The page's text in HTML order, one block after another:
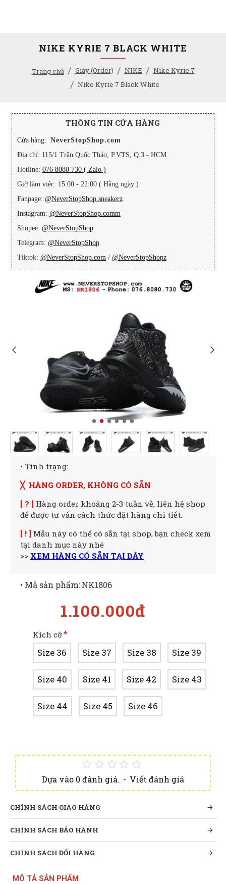
Trang chủ Giày (Order) NIKE
Nike Kyrie 7
Nike Kyrie 7 Black White
NIKE KYRIE 7 BLACK WHITE
THÔNG TIN CỬA HÀNG
Cửa hàng: NeverStopShop.com
Địa chỉ: 115/1 Trần Quốc Thảo, P.VTS, Q.3 - HCM
Hotline: 076 8080 730 ( Zalo )
Giờ làm việc: 15:00 - 22:00 ( Hằng ngày )
Fanpage: @NeverStopShop.sneakerz
Instagram: @NeverStopShop.comm
Shopee: @NeverStopShop
Telegram: @NeverStopShop
Tiktok: @NeverStopShop.com / @NeverStopShopz
• Tình trạng:
╳ HÀNG ORDER, KHÔNG CÓ SẴN
[ ? ] Hàng order khoảng 2-3 tuần về, liên hệ shop
để được tư vấn cách thức đặt hàng chi tiết.
[ ! ] Mẫu này có thể có sẵn tại shop, bạn check xem
tại danh mục này nhé
>> XEM HÀNG CÓ SẴN TẠI ĐÂY
Dựa vào 0 đánh giá. - Viết đánh giá
1.100.000đ
• Mã sản phẩm:NK1806
Kích cỡ
Size 36 Size 37 Size 38 Size 39
Size 40 Size 41 Size 42 Size 43
Size 44 Size 45 Size 46
CHÍNH SÁCH GIAO HÀNG
CHÍNH SÁCH BẢO HÀNH
CHÍNH SÁCH ĐỔI HÀNG
MÔ TẢ SẢN PHẨM